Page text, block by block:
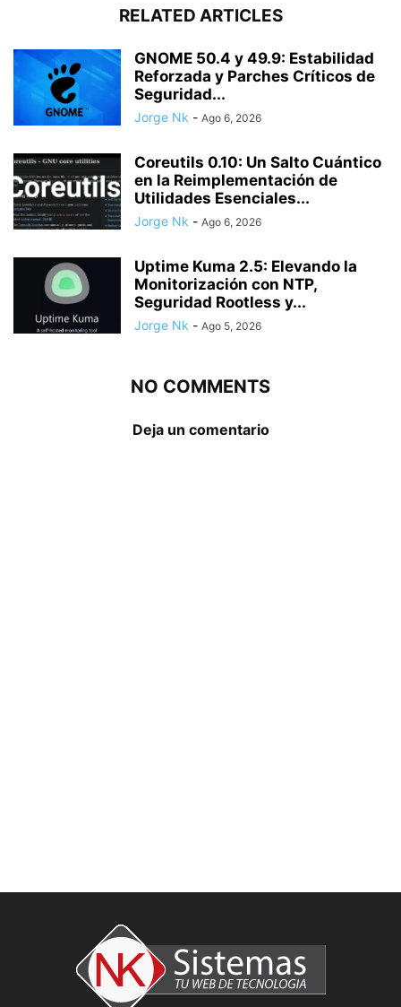
RELATED ARTICLES
GNOME 50.4 y 49.9: Estabilidad
Reforzada y Parches Críticos de
Seguridad...
Jorge Nk - Ago 6, 2026
Coreutils 0.10: Un Salto Cuántico
en la Reimplementación de
Utilidades Esenciales...
Jorge Nk - Ago 6, 2026
Uptime Kuma 2.5: Elevando la
Monitorización con NTP,
Seguridad Rootless y...
Jorge Nk - Ago 5, 2026
NO COMMENTS
Deja un comentario